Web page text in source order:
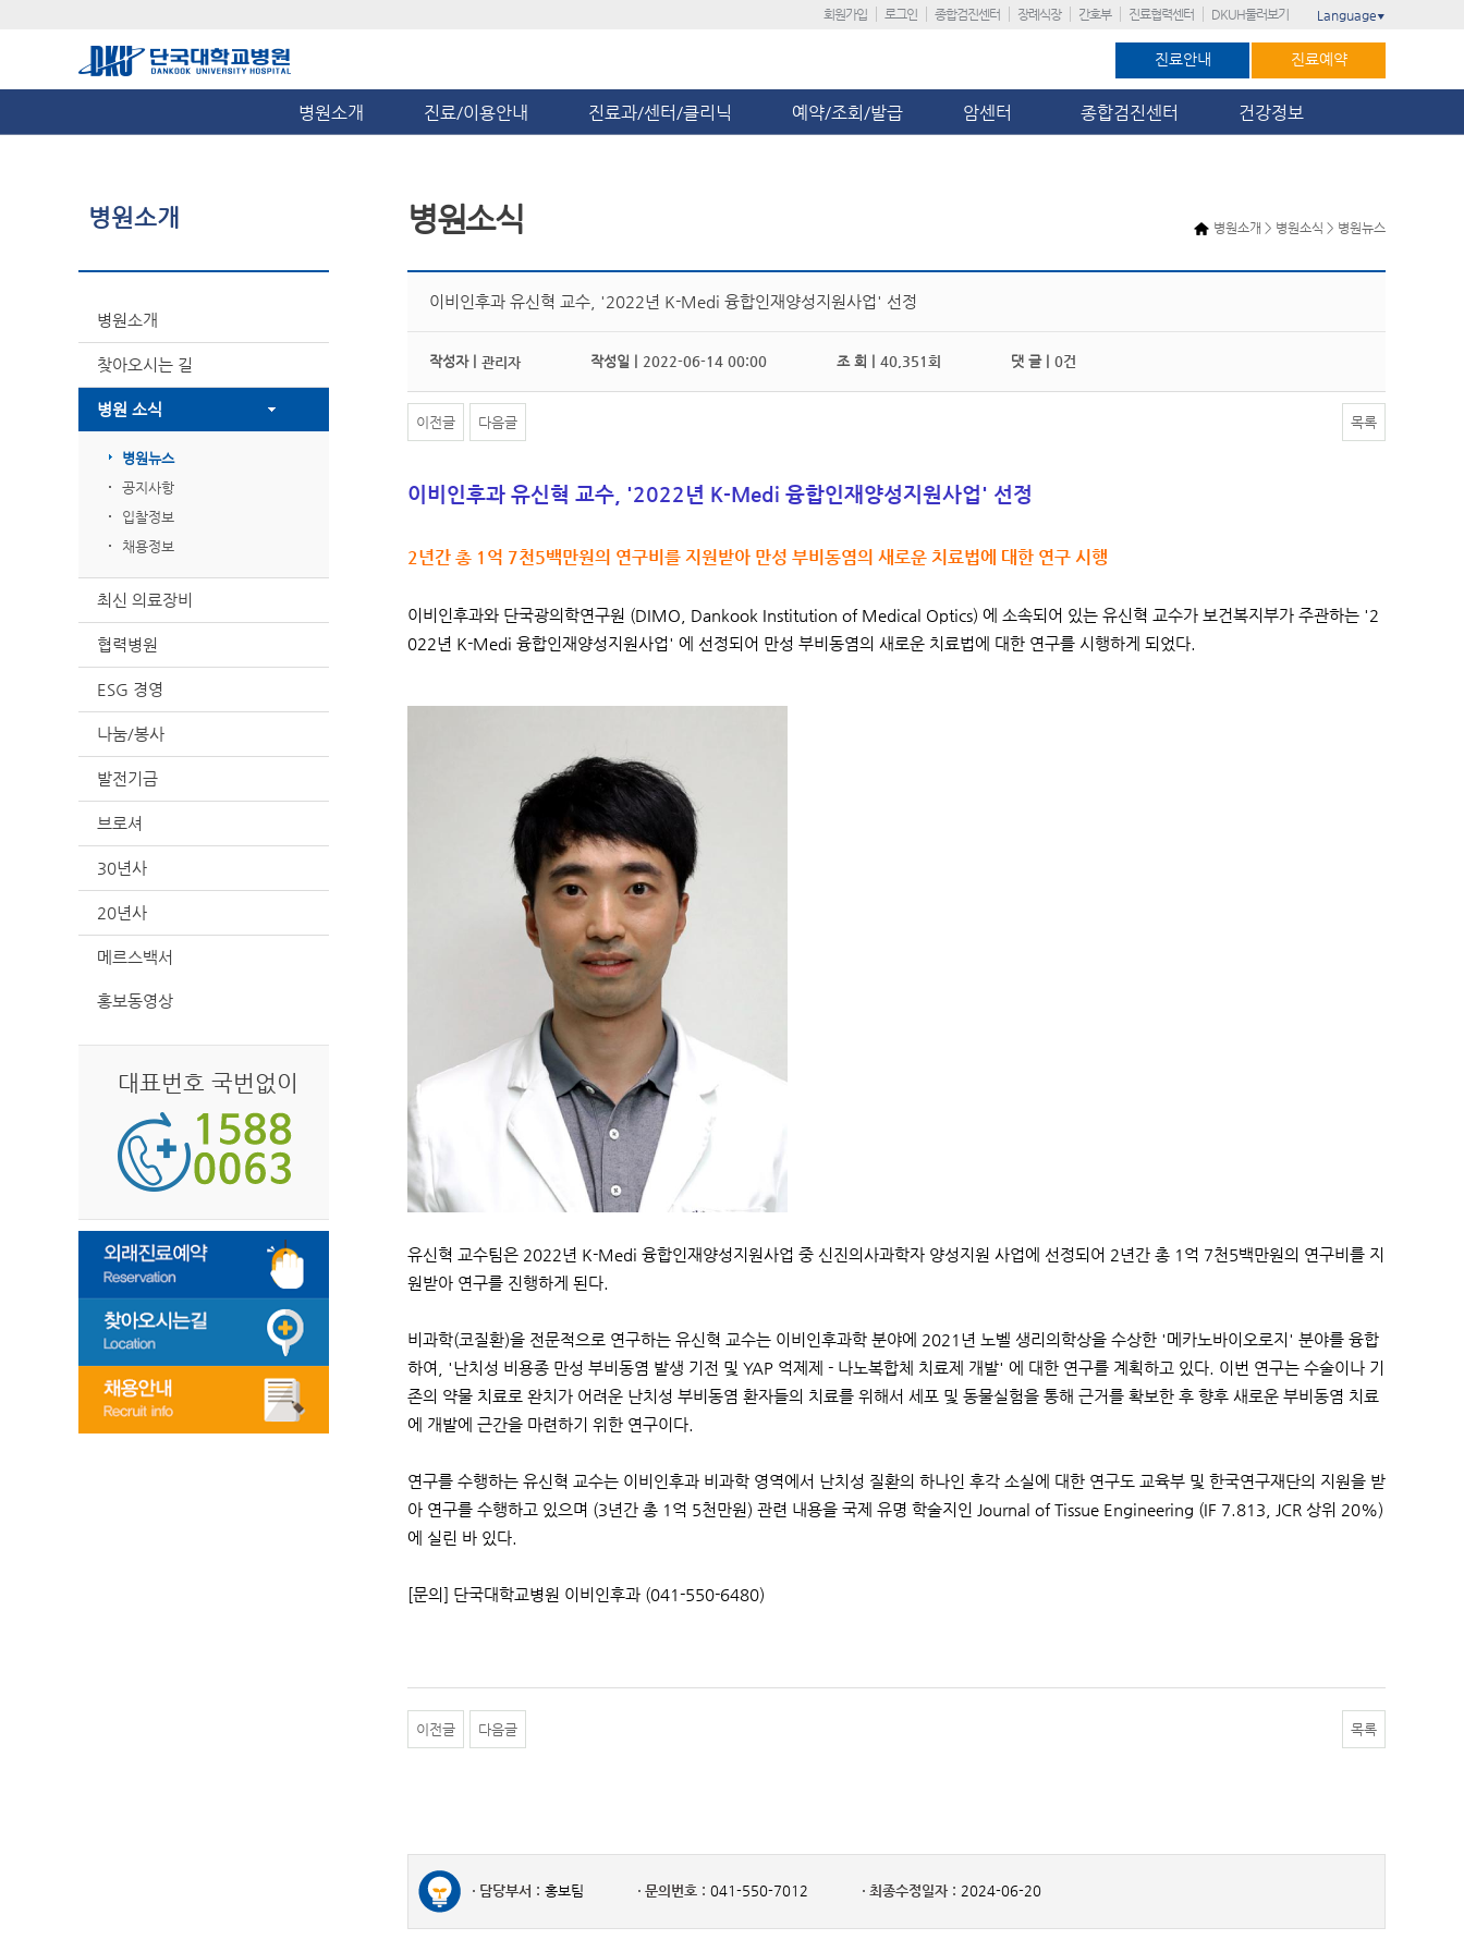
회원가입 로그인 종합검진센터 장례식장 간호부 진료협력센터 DKUH둘러보기 Language ▼
진료안내 진료예약
병원소개 진료/이용안내 진료과/센터/클리닉 예약/조회/발급 암센터 종합검진센터 건강정보
병원소개
병원소개
찾아오시는 길
병원 소식
병원뉴스
공지사항
입찰정보
채용정보
최신 의료장비
협력병원
ESG 경영
나눔/봉사
발전기금
브로셔
30년사
20년사
메르스백서
홍보동영상
대표번호 국번없이
병원소개 > 병원소식 > 병원뉴스
병원소식
이비인후과 유신혁 교수, '2022년 K-Medi 융합인재양성지원사업' 선정
작성자 | 관리자 작성일 | 2022-06-14 00:00 조 회 | 40,351회 댓 글 | 0건
이전글 다음글 목록
이비인후과 유신혁 교수, '2022년 K-Medi 융합인재양성지원사업' 선정
2년간 총 1억 7천5백만원의 연구비를 지원받아 만성 부비동염의 새로운 치료법에 대한 연구 시행
이비인후과와 단국광의학연구원 (DIMO, Dankook Institution of Medical Optics) 에 소속되어 있는 유신혁 교수가 보건복지부가 주관하는 '2
022년 K-Medi 융합인재양성지원사업' 에 선정되어 만성 부비동염의 새로운 치료법에 대한 연구를 시행하게 되었다.
유신혁 교수팀은 2022년 K-Medi 융합인재양성지원사업 중 신진의사과학자 양성지원 사업에 선정되어 2년간 총 1억 7천5백만원의 연구비를 지
원받아 연구를 진행하게 된다.
비과학(코질환)을 전문적으로 연구하는 유신혁 교수는 이비인후과학 분야에 2021년 노벨 생리의학상을 수상한 '메카노바이오로지' 분야를 융합
하여, '난치성 비용종 만성 부비동염 발생 기전 및 YAP 억제제 - 나노복합체 치료제 개발' 에 대한 연구를 계획하고 있다. 이번 연구는 수술이나 기
존의 약물 치료로 완치가 어려운 난치성 부비동염 환자들의 치료를 위해서 세포 및 동물실험을 통해 근거를 확보한 후 향후 새로운 부비동염 치료
에 개발에 근간을 마련하기 위한 연구이다.
연구를 수행하는 유신혁 교수는 이비인후과 비과학 영역에서 난치성 질환의 하나인 후각 소실에 대한 연구도 교육부 및 한국연구재단의 지원을 받
아 연구를 수행하고 있으며 (3년간 총 1억 5천만원) 관련 내용을 국제 유명 학술지인 Journal of Tissue Engineering (IF 7.813, JCR 상위 20%)
에 실린 바 있다.
[문의] 단국대학교병원 이비인후과 (041-550-6480)
이전글 다음글 목록
담당부서 : 홍보팀 문의번호 : 041-550-7012 최종수정일자 : 2024-06-20